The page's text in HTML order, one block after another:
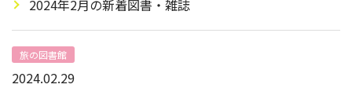
2024年2月の新着図書・雑誌
旅の図書館
2024.02.29